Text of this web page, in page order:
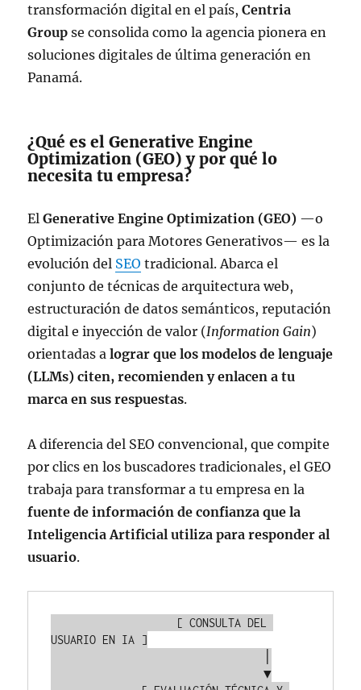
transformación digital en el país,Centria
Group se consolida como la agencia pionera en
soluciones digitales de última generación en
Panamá.
¿Qué es el Generative Engine
Optimization (GEO) y por qué lo
necesita tu empresa?
ElGenerative Engine Optimization (GEO) —o
Optimización para Motores Generativos— es la
evolución del SEO tradicional. Abarca el
conjunto de técnicas de arquitectura web,
estructuración de datos semánticos, reputación
digital e inyección de valor (Information Gain)
orientadas alograr que los modelos de lenguaje
(LLMs) citen, recomienden y enlacen a tu
marca en sus respuestas.
A diferencia del SEO convencional, que compite
por clics en los buscadores tradicionales, el GEO
trabaja para transformar a tu empresa en la
fuente de información de confianza que la
Inteligencia Artificial utiliza para responder al
usuario.
USUARIO EN IA ]
                                 ▼